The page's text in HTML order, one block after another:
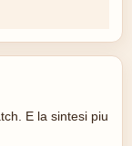
E la sintesi piu